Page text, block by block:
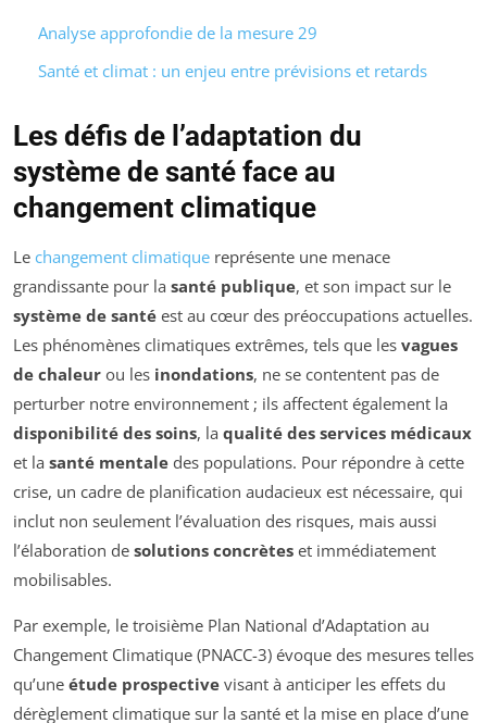
Analyse approfondie de la mesure 29
Santé et climat : un enjeu entre prévisions et retards
Les défis de l’adaptation du
système de santé face au
changement climatique
Le changement climatique représente une menace
grandissante pour la santé publique, et son impact sur le
système de santé est au cœur des préoccupations actuelles.
Les phénomènes climatiques extrêmes, tels que les vagues
de chaleur ou les inondations, ne se contentent pas de
perturber notre environnement ; ils affectent également la
disponibilité des soins, la qualité des services médicaux
et la santé mentale des populations. Pour répondre à cette
crise, un cadre de planification audacieux est nécessaire, qui
inclut non seulement l’évaluation des risques, mais aussi
l’élaboration de solutions concrètes et immédiatement
mobilisables.
Par exemple, le troisième Plan National d’Adaptation au
Changement Climatique (PNACC-3) évoque des mesures telles
qu’une étude prospective visant à anticiper les effets du
dérèglement climatique sur la santé et la mise en place d’une